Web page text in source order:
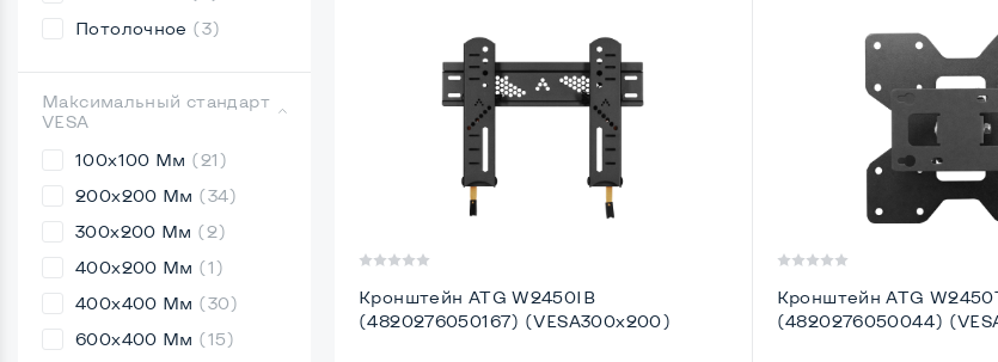
Потолочное (3)
Максимальный стандарт
VESA
100х100 Мм (21)
200х200 Мм (34)
300х200 Мм (2)
400х200 Мм (1)
400х400 Мм (30)
600х400 Мм (15)
Кронштейн ATG W2450IB
(4820276050167) (VESA300х200)
Кронштейн ATG
(4820276050044)